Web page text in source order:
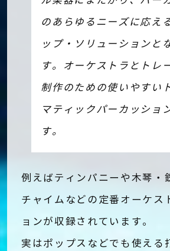
のあらゆるニーズに応え
ップ・ソリューションと
す。オーケストラとトレ
制作のための使いやすい
マティックパーカッショ
す。
例えばティンパニーや木琴・
チャイムなどの定番オーケス
ョンが収録されています。
実はポップスなどでも使える